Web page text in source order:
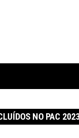
NO PAC